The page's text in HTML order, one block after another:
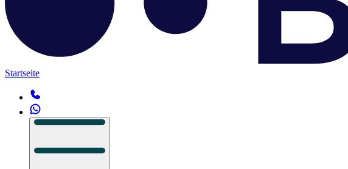
Startseite